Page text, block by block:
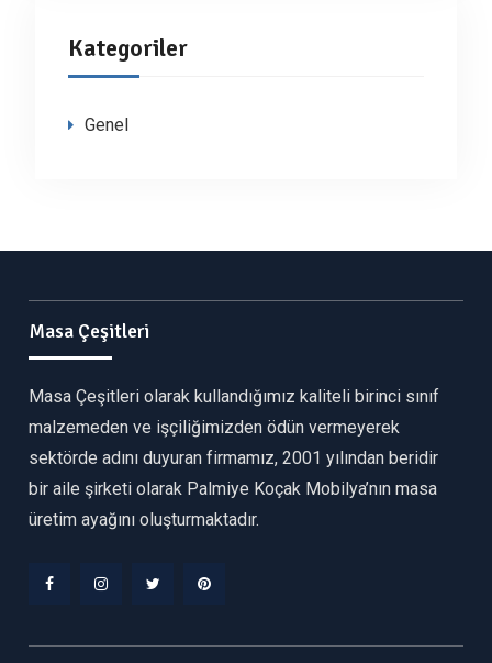
Kategoriler
Genel
Masa Çeşitleri
Masa Çeşitleri olarak kullandığımız kaliteli birinci sınıf
malzemeden ve işçiliğimizden ödün vermeyerek
sektörde adını duyuran firmamız, 2001 yılından beridir
bir aile şirketi olarak Palmiye Koçak Mobilya’nın masa
üretim ayağını oluşturmaktadır.